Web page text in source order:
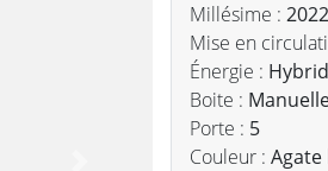
Millésime : 2022
Mise en
Énergie :
Boite :
Porte : 5
Couleur : Agate